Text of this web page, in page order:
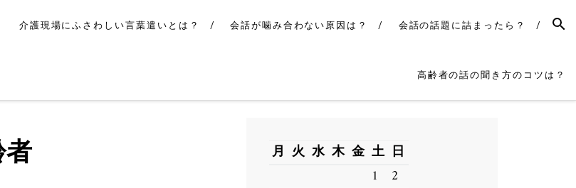
介護現場にふさわしい言葉遣いとは？ 会話が噛み合わない原因は？ 会話の話題に詰まったら？
高齢者の話の聞き方のコツは？
月 火 水 木 金 土 日
1
2